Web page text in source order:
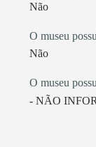
Não
O museu
Não
O museu
- NÃO